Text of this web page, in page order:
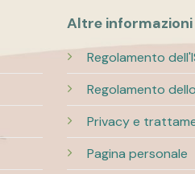
Altre informazioni
Regolamento
Regolamento
Privacy e
Pagina personale